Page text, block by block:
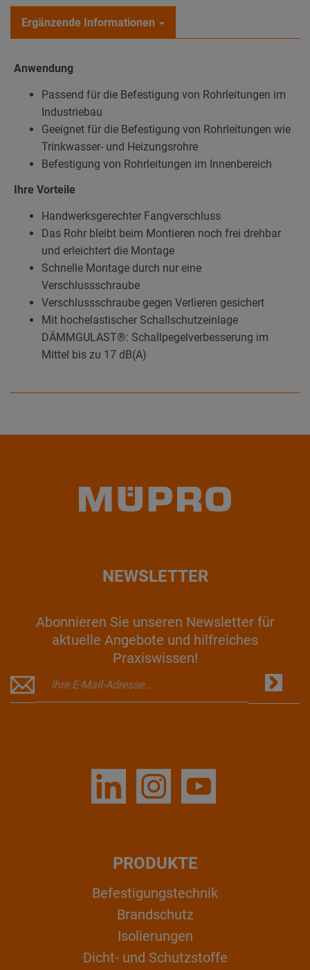
Ergänzende Informationen
Anwendung
Passend für die Befestigung von Rohrleitungen im
Industriebau
Geeignet für die Befestigung von Rohrleitungen wie
Trinkwasser- und Heizungsrohre
Befestigung von Rohrleitungen im Innenbereich
Ihre Vorteile
Handwerksgerechter Fangverschluss
Das Rohr bleibt beim Montieren noch frei drehbar
und erleichtert die Montage
Schnelle Montage durch nur eine
Verschlussschraube
Verschlussschraube gegen Verlieren gesichert
Mit hochelastischer Schallschutzeinlage
DÄMMGULAST®: Schallpegelverbesserung im
Mittel bis zu 17 dB(A)
NEWSLETTER
Abonnieren Sie unseren Newsletter für
aktuelle Angebote und hilfreiches
Praxiswissen!
PRODUKTE
Befestigungstechnik
Brandschutz
Isolierungen
Dicht- und Schutzstoffe